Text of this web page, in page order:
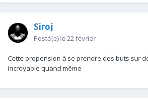
Siroj
Posté(e) le 22 février
Cette propension à se prendre des buts sur
incroyable quand même